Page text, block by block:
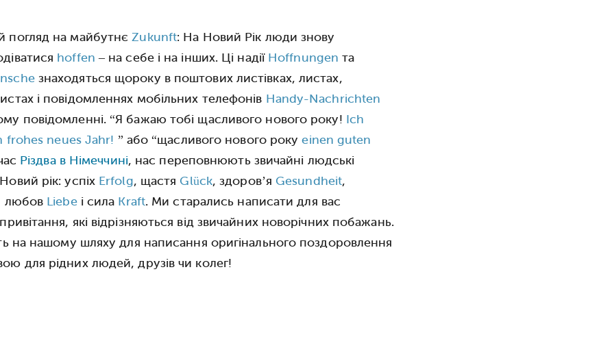
погляд на майбутнєZukunft: На Новий Рік люди знову
hoffen – на себе і на інших. Ці надії Hoffnungen та
знаходяться щороку в поштових листівках, листах,
і повідомленнях мобільних телефонів Handy-Nachrichten
повідомленні. “Я бажаю тобі щасливого нового року! Ich
frohes neues Jahr! ” або “щасливого нового рокуeinen guten
Різдва в Німеччині, нас переповнюють звичайні людські
рік: успіх Erfolg, щастя Glück, здоров’я Gesundheit,
любов Liebeі сила Kraft. Ми старались написати для вас
які відрізняються від звичайних новорічних побажань.
на нашому шляху для написання оригінального поздоровлення
для рідних людей, друзів чи колег!